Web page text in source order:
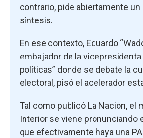
contrario, pide abiertamente un
síntesis.
En ese contexto, Eduardo
embajador de la vicepresidenta
políticas” donde se debate la
electoral, pisó el acelerador
Tal como publicó La Nación, el
Interior se viene pronunciando
que efectivamente haya una